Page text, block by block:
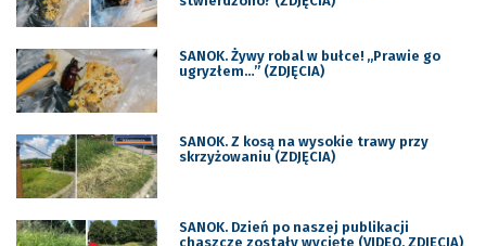
SANOK. Żywy robal w bułce! „Prawie go
ugryzłem…” (ZDJĘCIA)
SANOK. Z kosą na wysokie trawy przy
skrzyżowaniu (ZDJĘCIA)
SANOK. Dzień po naszej publikacji
chaszcze zostały wycięte (VIDEO, ZDJĘCIA)